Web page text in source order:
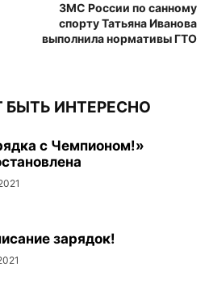
ЗМС России по санному
спорту Татьяна Иванова
выполнила нормативы ГТО
ИНТЕРЕСНО
с Чемпионом!»
зарядок!